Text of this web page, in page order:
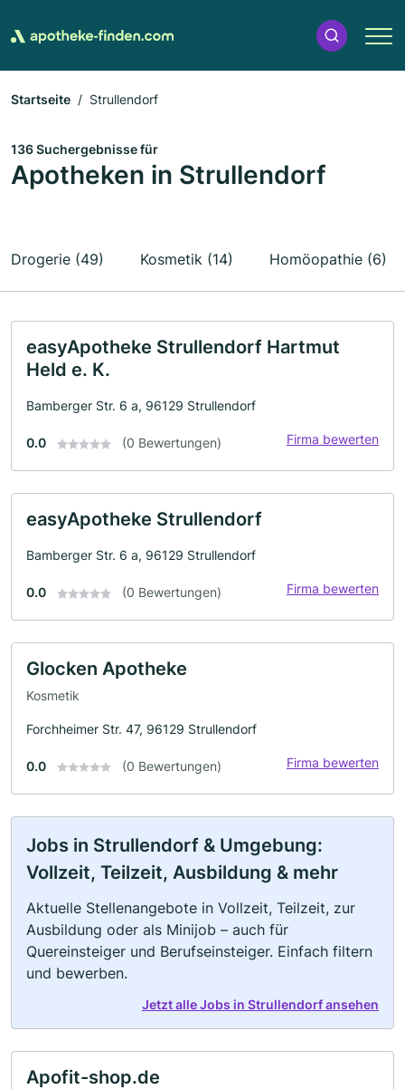
Startseite Strullendorf
136 Suchergebnisse für
Apotheken in Strullendorf
Drogerie (49) Kosmetik (14) Homöopathie (6)
easyApotheke Strullendorf Hartmut
Held e. K.
Bamberger Str. 6 a, 96129 Strullendorf
0.0 (0 Bewertungen) Firma bewerten
easyApotheke Strullendorf
Bamberger Str. 6 a, 96129 Strullendorf
0.0 (0 Bewertungen) Firma bewerten
Glocken Apotheke
Kosmetik
Forchheimer Str. 47, 96129 Strullendorf
0.0 (0 Bewertungen) Firma bewerten
Jobs in Strullendorf & Umgebung:
Vollzeit, Teilzeit, Ausbildung & mehr
Aktuelle Stellenangebote in Vollzeit, Teilzeit, zur
Ausbildung oder als Minijob – auch für
Quereinsteiger und Berufseinsteiger. Einfach filtern
und bewerben.
Jetzt alle Jobs in Strullendorf ansehen
Apofit-shop.de